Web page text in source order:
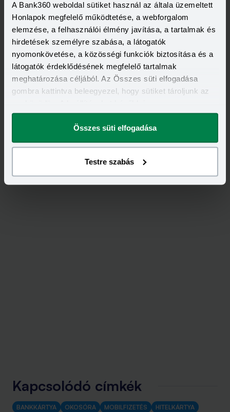
A Bank360 weboldal sütiket használ az általa üzemeltett
Honlapok megfelelő működtetése, a webforgalom
elemzése, a felhasználói élmény javítása, a tartalmak és
hirdetések személyre szabása, a látogatók
nyomonkövetése, a közösségi funkciók biztosítása és a
látogatók érdeklődésének megfelelő tartalmak
meghatározása céljából. Az Összes süti elfogadása
gombra kattintva beleegyezel, hogy sütiket tároljunk az
megváltoztathatod.
Összes süti elfogadása
Testre szabás
Elolvastam és elfogadom a Bank360
Csoport Adatkezelési szabályzatát és
ÁSZF-ét
Feliratkozás
Kapcsolódó címkék
BANKKÁRTYA OKOSÓRA MOBILFIZETÉS
HITELKÁRTYA